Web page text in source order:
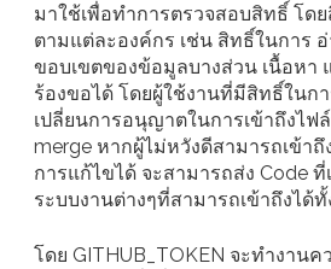
มาใช้เพื่อทำการตรวจสอบสิทธิ์ โด
ตามแต่ละองค์กร เช่น สิทธิ์ในการ อ่
ขอบเขตของข้อมูลบางส่วน เนื้อหา
ร้องขอได้ โดยผู้ใช้งานที่มีสิทธิ์ในก
เปลี่ยนการอนุญาตในการเข้าถึงไ
merge หากผู้ไม่หวังดีสามารถเข้า
การแก้ไขได้ จะสามารถส่ง Code ที่
ระบบงานต่างๆที่สามารถเข้าถึงได้
โดย GITHUB_TOKEN จะทำงานค